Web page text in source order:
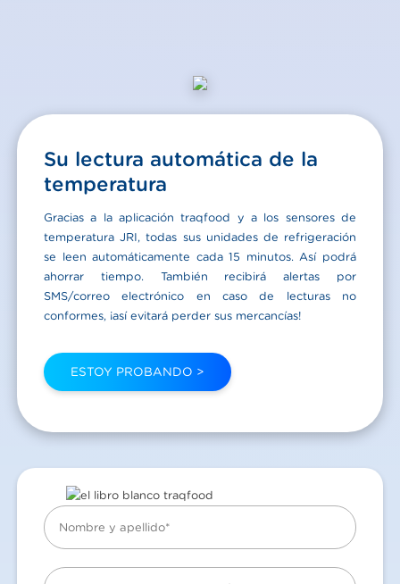
Su lectura automática de la
temperatura
Gracias a la aplicación traqfood y a los sensores de
temperatura JRI, todas sus unidades de refrigeración
se leen automáticamente cada 15 minutos. Así podrá
ahorrar tiempo. También recibirá alertas por
SMS/correo electrónico en caso de lecturas no
conformes, ¡así evitará perder sus mercancías!
ESTOY PROBANDO >